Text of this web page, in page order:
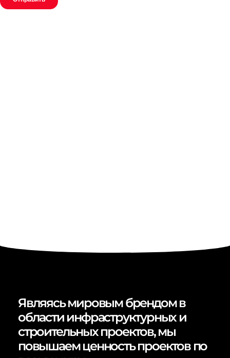
Являясь мировым брендом в
области инфраструктурных и
строительных проектов, мы
повышаем ценность проектов по